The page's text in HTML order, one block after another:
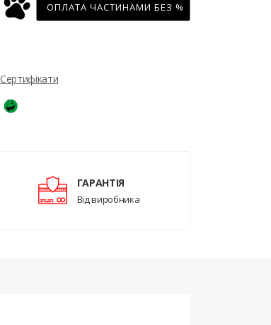
ОПЛАТА ЧАСТИНАМИ БЕЗ %
Сертифікати
ГАРАНТІЯ
Від виробника